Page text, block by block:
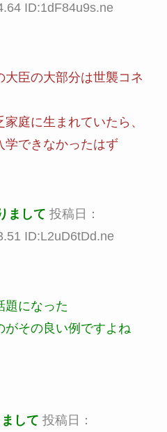
ID:1dF84u9s.ne
臣の大部分は世襲コネ
庭に生まれていたら、
学できなかったはず
まして 投稿日：
ID:L2uD6tDd.ne
題になった
がその良い例ですよね
して 投稿日：